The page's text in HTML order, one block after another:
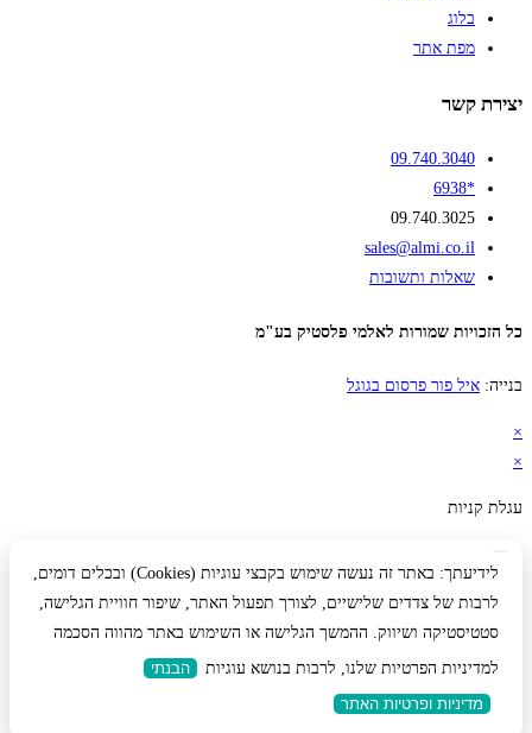
בלוג
מפת אתר
יצירת קשר
09.740.3040
*6938
09.740.3025
sales@almi.co.il
שאלות ותשובות
כל הזכויות שמורות לאלמי פלסטיק בע"מ
בנייה: איל פור פרסום בגוגל
×
×
עגלת קניות
לידיעתך: באתר זה נעשה שימוש בקבצי עוגיות (Cookies) ובכלים דומים,
לרבות של צדדים שלישיים, לצורך תפעול האתר, שיפור חוויית הגלישה,
סטטיסטיקה ושיווק. ההמשך הגלישה או השימוש באתר מהווה הסכמה
למדיניות הפרטיות שלנו, לרבות בנושא עוגיות
הבנתי
מדיניות ופרטיות האתר